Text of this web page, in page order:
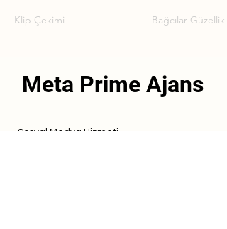
Klip Çekimi Bağcılar
Meta Prime Ajans
Sosyal Medya Hizmeti